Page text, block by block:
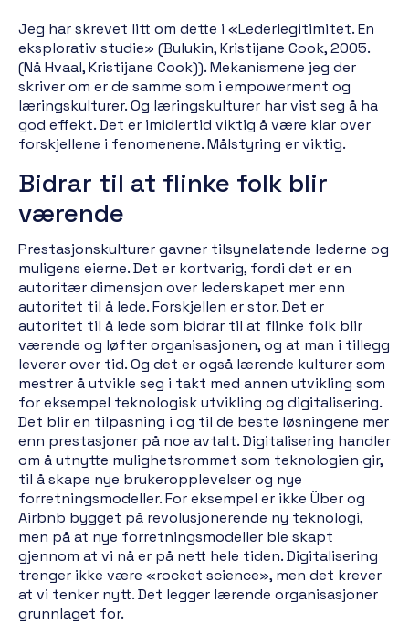
Jeg har skrevet litt om dette i «Lederlegitimitet. En
eksplorativ studie» (Bulukin, Kristijane Cook, 2005.
(Nå Hvaal, Kristijane Cook)). Mekanismene jeg der
skriver om er de samme som i empowerment og
læringskulturer. Og læringskulturer har vist seg å ha
god effekt. Det er imidlertid viktig å være klar over
forskjellene i fenomenene. Målstyring er viktig.
Bidrar til at flinke folk blir
værende
Prestasjonskulturer gavner tilsynelatende lederne og
muligens eierne. Det er kortvarig, fordi det er en
autoritær dimensjon over lederskapet mer enn
autoritet til å lede. Forskjellen er stor. Det er
autoritet til å lede som bidrar til at flinke folk blir
værende og løfter organisasjonen, og at man i tillegg
leverer over tid. Og det er også lærende kulturer som
mestrer å utvikle seg i takt med annen utvikling som
for eksempel teknologisk utvikling og digitalisering.
Det blir en tilpasning i og til de beste løsningene mer
enn prestasjoner på noe avtalt. Digitalisering handler
om å utnytte mulighetsrommet som teknologien gir,
til å skape nye brukeropplevelser og nye
forretningsmodeller. For eksempel er ikke Über og
Airbnb bygget på revolusjonerende ny teknologi,
men på at nye forretningsmodeller ble skapt
gjennom at vi nå er på nett hele tiden. Digitalisering
trenger ikke være «rocket science», men det krever
at vi tenker nytt. Det legger lærende organisasjoner
grunnlaget for.